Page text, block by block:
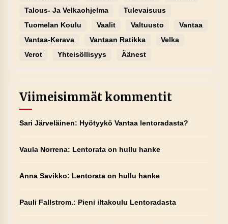
Talous- Ja Velkaohjelma
Tulevaisuus
Tuomelan Koulu
Vaalit Valtuusto
Vantaa
Vantaa-Kerava
Vantaan Ratikka
Velka
Verot
Yhteisöllisyys Äänest
Viimeisimmät kommentit
Sari Järveläinen: Hyötyykö Vantaa lentoradasta?
Vaula Norrena: Lentorata on hullu hanke
Anna Savikko: Lentorata on hullu hanke
Pauli Fallstrom.: Pieni iltakoulu Lentoradasta